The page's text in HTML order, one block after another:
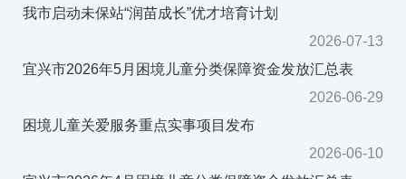
我市启动未保站“润苗成长”优才培育计划
2026-07-13
宜兴市2026年5月困境儿童分类保障资金发放汇总表
2026-06-29
困境儿童关爱服务重点实事项目发布
2026-06-10